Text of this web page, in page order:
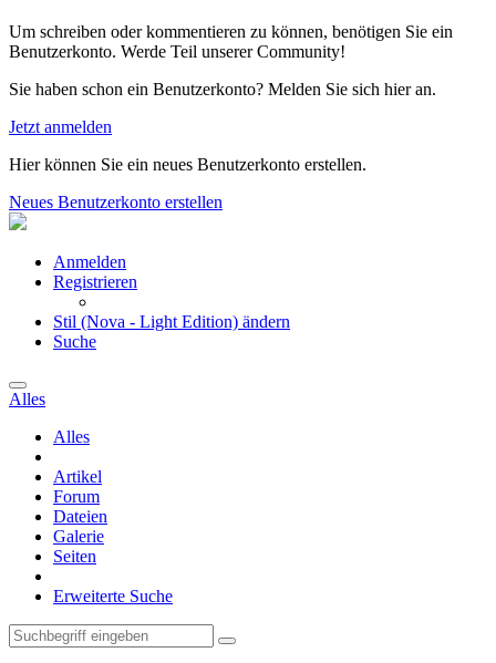
Um schreiben oder kommentieren zu können, benötigen Sie ein
Benutzerkonto. Werde Teil unserer Community!
Sie haben schon ein Benutzerkonto? Melden Sie sich hier an.
Jetzt anmelden
Hier können Sie ein neues Benutzerkonto erstellen.
Neues Benutzerkonto erstellen
Anmelden
Registrieren
Stil (Nova - Light Edition) ändern
Suche
Alles
Alles
Artikel
Forum
Dateien
Galerie
Seiten
Erweiterte Suche